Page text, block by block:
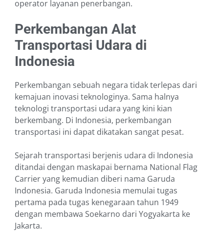
operator layanan penerbangan.
Perkembangan Alat
Transportasi Udara di
Indonesia
Perkembangan sebuah negara tidak terlepas dari
kemajuan inovasi teknologinya. Sama halnya
teknologi transportasi udara yang kini kian
berkembang. Di Indonesia, perkembangan
transportasi ini dapat dikatakan sangat pesat.
Sejarah transportasi berjenis udara di Indonesia
ditandai dengan maskapai bernama National Flag
Carrier yang kemudian diberi nama Garuda
Indonesia. Garuda Indonesia memulai tugas
pertama pada tugas kenegaraan tahun 1949
dengan membawa Soekarno dari Yogyakarta ke
Jakarta.